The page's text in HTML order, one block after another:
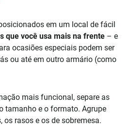
em um local de fácil
que você usa mais na frente – e
ocasiões especiais podem ser
ou até em outro armário (como
mais funcional, separe as
tamanho e o formato. Agrupe
rasos e os de sobremesa.